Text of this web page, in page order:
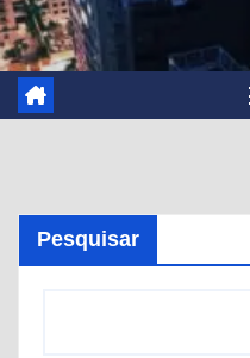
Pesquisar